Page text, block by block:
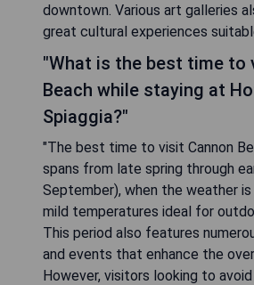
downtown. Various art galleries
great cultural experiences
"What is the best time to
Beach while staying at
Spiaggia?"
"The best time to visit Cannon
spans from late spring through
September), when the weather
mild temperatures ideal for
This period also features
and events that enhance the
However, visitors looking to